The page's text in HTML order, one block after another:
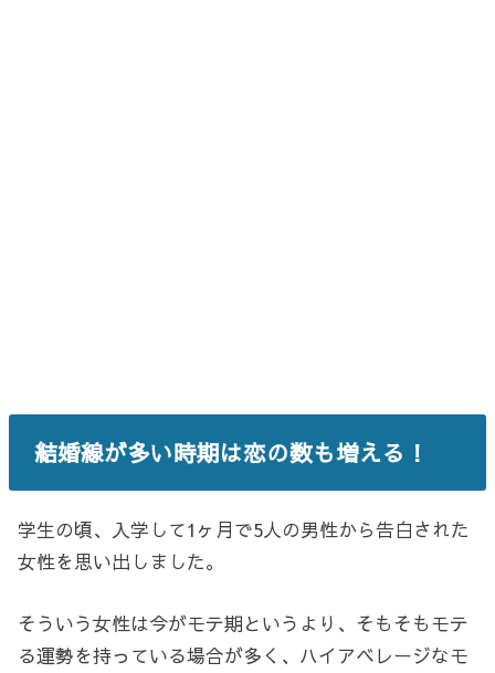
結婚線が多い時期は恋の数も増える！
学生の頃、入学して1ヶ月で5人の男性から告白された
女性を思い出しました。
そういう女性は今がモテ期というより、そもそもモテ
る運勢を持っている場合が多く、ハイアベレージなモ